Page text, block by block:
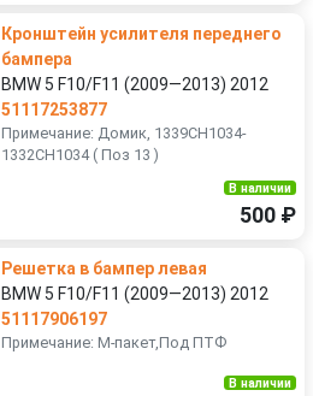
Кронштейн усилителя переднего
бампера
BMW 5 F10/F11 (2009—2013) 2012
51117253877
Примечание: Домик, 1339CH1034-
1332CH1034 ( Поз 13 )
В наличии
500 ₽
Решетка в бампер левая
BMW 5 F10/F11 (2009—2013) 2012
51117906197
Примечание: M-пакет,Под ПТФ
В наличии